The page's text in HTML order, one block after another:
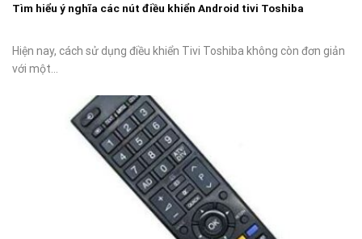
Tìm hiểu ý nghĩa các nút điều khiển Android tivi Toshiba
Hiện nay, cách sử dụng điều khiển Tivi Toshiba không còn đơn giản
với một...